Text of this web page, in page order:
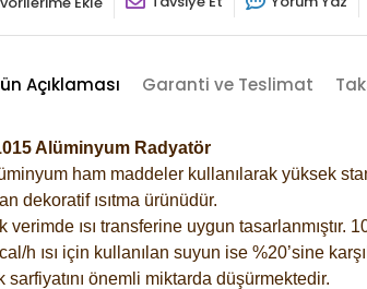
Açıklaması Garanti ve Teslimat
Alüminyum Radyatör
ham maddeler kullanılarak yüksek
dekoratif ısıtma ürünüdür.
ısı transferine uygun tasarlanmıştır.
ısı için kullanılan suyun ise %20’sine
sarfiyatını önemli miktarda düşürmektedir.